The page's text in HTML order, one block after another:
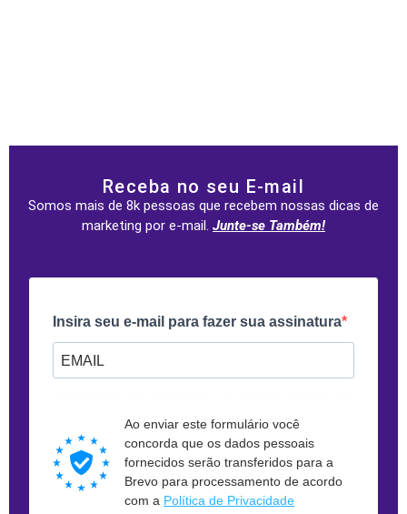
Receba no seu E-mail
Somos mais de 8k pessoas que recebem nossas dicas de
marketing por e-mail. Junte-se Também!
Insira seu e-mail para fazer sua assinatura
Ao enviar este formulário você
concorda que os dados pessoais
fornecidos serão transferidos para a
Brevo para processamento de acordo
com a Política de Privacidade